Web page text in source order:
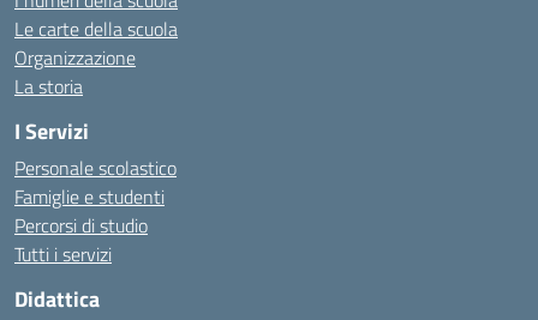
Le carte della scuola
Organizzazione
La storia
I Servizi
Personale scolastico
Famiglie e studenti
Percorsi di studio
Tutti i servizi
Didattica